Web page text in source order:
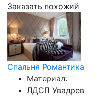
Заказать похожий
Спальня Романтика
Материал:
ЛДСП Увадрев